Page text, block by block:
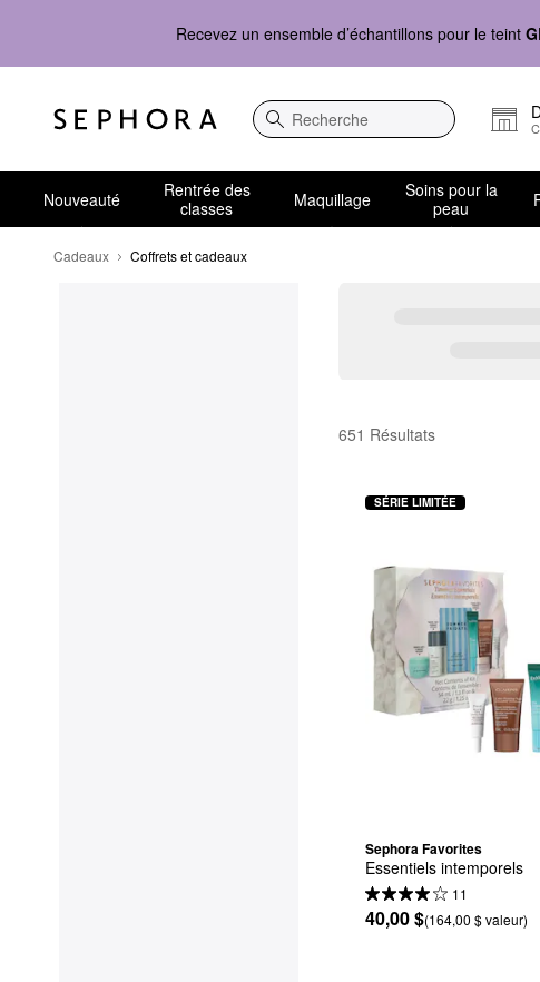
Recevez un ensemble d’échantillons pour le teint
Recherche
Nouveauté
Rentrée des
classes
Maquillage
Soins pour la
peau
Cadeaux Coffrets et cadeaux
Coffrets et cadeaux
651 Résultats
Sephora Favorites
Essentiels intemporels
11
40,00 $(164,00 $ valeur)
SÉRIE LIMITÉE